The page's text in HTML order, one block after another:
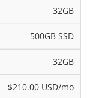
32GB
500GB SSD
32GB
$210.00 USD/mo